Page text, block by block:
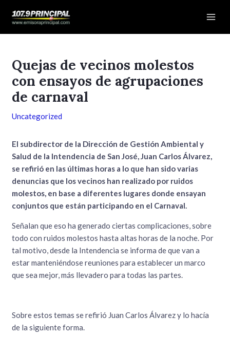
Quejas de vecinos molestos
con ensayos de agrupaciones
de carnaval
Uncategorized
El subdirector de la Dirección de Gestión Ambiental y
Salud de la Intendencia de San José, Juan Carlos Álvarez,
se refirió en las últimas horas a lo que han sido varias
denuncias que los vecinos han realizado por ruidos
molestos, en base a diferentes lugares donde ensayan
conjuntos que están participando en el Carnaval.
Señalan que eso ha generado ciertas complicaciones, sobre
todo con ruidos molestos hasta altas horas de la noche. Por
tal motivo, desde la Intendencia se informa de que van a
estar manteniéndose reuniones para establecer un marco
que sea mejor, más llevadero para todas las partes.
Sobre estos temas se refirió Juan Carlos Álvarez y lo hacía
de la siguiente forma.
de